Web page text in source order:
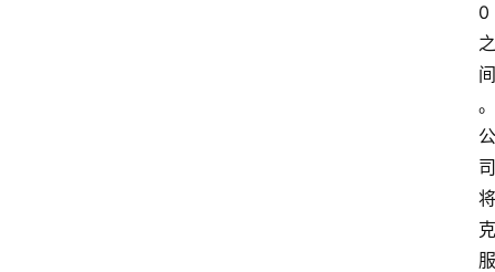
0
之
间
。
公
司
将
克
服